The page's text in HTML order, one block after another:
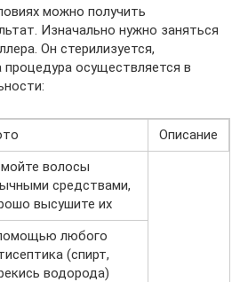
можно получить
Изначально нужно заняться
Он стерилизуется,
осуществляется в
Описание
волосы
средствами,
высушите их
любого
(спирт,
водорода)